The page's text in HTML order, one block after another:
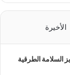
الأخيرة
السلامة الطرقية